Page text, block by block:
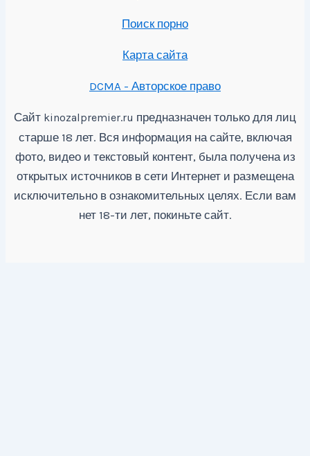
Поиск порно
Карта сайта
DCMA - Авторское право
Сайт kinozalpremier.ru предназначен только для лиц
старше 18 лет. Вся информация на сайте, включая
фото, видео и текстовый контент, была получена из
открытых источников в сети Интернет и размещена
исключительно в ознакомительных целях. Если вам
нет 18-ти лет, покиньте сайт.